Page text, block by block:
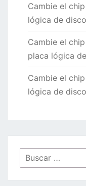
Cambie el
lógica de
Cambie el
placa lógica
Cambie el
lógica de
Buscar
por: